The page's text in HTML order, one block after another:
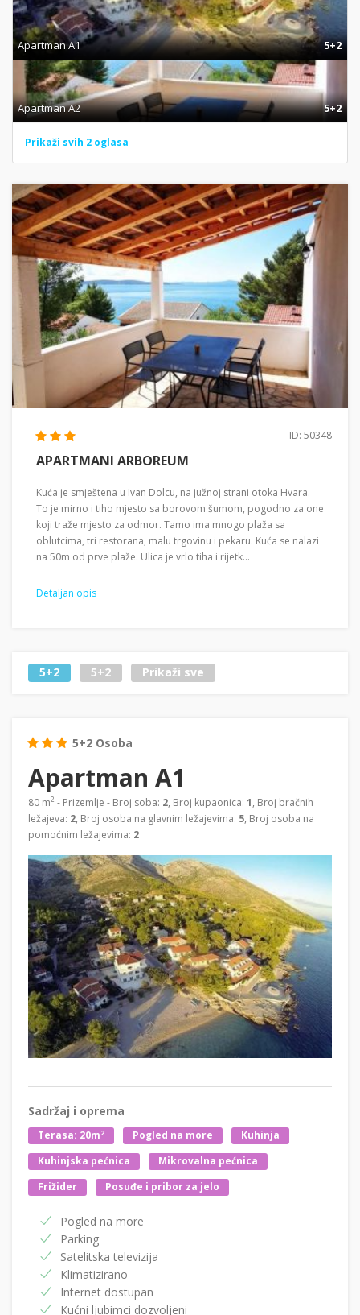
Apartman A1 5+2
Apartman A2 5+2
Prikaži svih 2 oglasa
ID: 50348
APARTMANI ARBOREUM
Kuća je smještena u Ivan Dolcu, na južnoj strani otoka Hvara.
To je mirno i tiho mjesto sa borovom šumom, pogodno za one
koji traže mjesto za odmor. Tamo ima mnogo plaža sa
oblutcima, tri restorana, malu trgovinu i pekaru. Kuća se nalazi
na 50m od prve plaže. Ulica je vrlo tiha i rijetk...
Detaljan opis
5+2 5+2 Prikaži sve
5+2 Osoba
Apartman A1
80 m2 - Prizemlje - Broj soba: 2, Broj kupaonica: 1, Broj bračnih
ležajeva: 2, Broj osoba na glavnim ležajevima: 5, Broj osoba na
pomoćnim ležajevima: 2
Sadržaj i oprema
Terasa: 20m2 Pogled na more
Kuhinja
Kuhinjska pećnica
Mikrovalna pećnica
Frižider
Posuđe i pribor za jelo
Pogled na more
Parking
Satelitska televizija
Klimatizirano
Internet dostupan
Kućni ljubimci dozvoljeni